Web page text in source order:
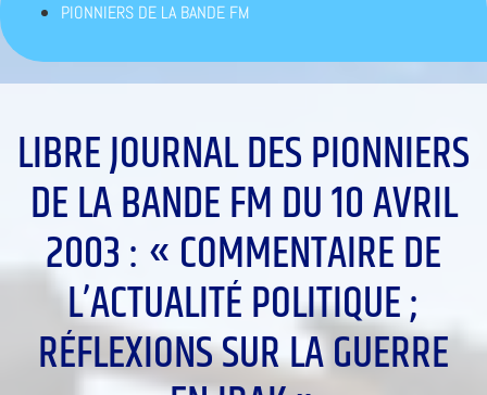
PIONNIERS DE LA BANDE FM
LIBRE JOURNAL DES PIONNIERS
DE LA BANDE FM DU 10 AVRIL
2003 : « COMMENTAIRE DE
L’ACTUALITÉ POLITIQUE ;
RÉFLEXIONS SUR LA GUERRE